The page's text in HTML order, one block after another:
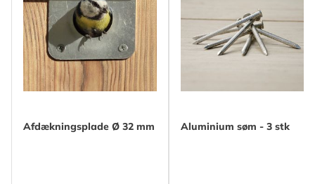
Afdækningsplade Ø 32 mm Aluminium søm - 3 stk